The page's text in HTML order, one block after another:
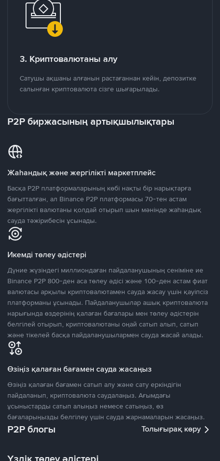
3. Криптовалютаны алу
Сатушы ақшаны алғанын растағаннан кейін, депозитке
салынған криптовалюта сізге шығарылады.
P2P биржасының артықшылықтары
Жаһандық және жергілікті маркетплейс
Басқа P2P платформаларының көбі нақты бір нарықтарға
бағытталған, ал Binance P2P платформасы 70-тен астам
жергілікті валютаны қолдай отырып шын мәнінде жаһандық
сауда тәжірибесін ұсынады.
Икемді төлеу әдістері
Дүние жүзіндегі миллиондаған пайдаланушының сеніміне ие
Binance P2P 800-ден аса төлеу әдісі және 100-ден астам фиат
валютасы арқылы криптовалютамен сауда жасау үшін қауіпсіз
платформаны ұсынады. Пайдаланушылар ашық криптовалюта
нарығында өздерінің қалаған бағалары мен төлеу әдістерін
белгілей отырып, криптовалютаны оңай сатып алып, сатып
және тікелей басқа пайдаланушылармен сауда жасай алады.
Өзіңіз қалаған бағамен сауда жасаңыз
Өзіңіз қалаған бағамен сатып алу және сату еркіндігін
пайдаланып, криптовалюта саудалаңыз. Ағымдағы
ұсыныстарды сатып алыңыз немесе сатыңыз, өз
бағаларыңызды белгілеу үшін сауда жарнамаларын жасаңыз.
P2P блогы Толығырақ көру